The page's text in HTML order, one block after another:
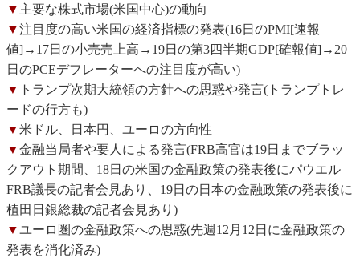
▼ 主要な株式市場(米国中心)の動向
▼注目度の高い米国の経済指標の発表(16日のPMI[速報
値]→17日の小売売上高→19日の第3四半期GDP[確報値]→20
日のPCEデフレーターへの注目度が高い)
▼ トランプ次期大統領の方針への思惑や発言(トランプトレ
ードの行方も)
▼米ドル、日本円、ユーロの方向性
▼金融当局者や要人による発言(FRB高官は19日までブラッ
クアウト期間、18日の米国の金融政策の発表後にパウエル
FRB議長の記者会見あり、19日の日本の金融政策の発表後に
植田日銀総裁の記者会見あり)
▼ユーロ圏の金融政策への思惑(先週12月12日に金融政策の
発表を消化済み)